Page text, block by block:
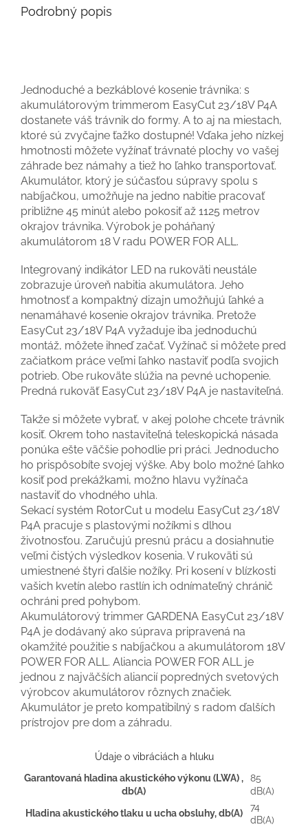
Podrobný popis
Jednoduché a bezkáblové kosenie trávnika: s
akumulátorovým trimmerom EasyCut 23/18V P4A
dostanete váš trávnik do formy. A to aj na miestach,
ktoré sú zvyčajne ťažko dostupné! Vďaka jeho nízkej
hmotnosti môžete vyžínať trávnaté plochy vo vašej
záhrade bez námahy a tiež ho ľahko transportovať.
Akumulátor, ktorý je súčasťou súpravy spolu s
nabíjačkou, umožňuje na jedno nabitie pracovať
približne 45 minút alebo pokosiť až 1125 metrov
okrajov trávnika. Výrobok je poháňaný
akumulátorom 18 V radu POWER FOR ALL.
Integrovaný indikátor LED na rukoväti neustále
zobrazuje úroveň nabitia akumulátora. Jeho
hmotnosť a kompaktný dizajn umožňujú ľahké a
nenamáhavé kosenie okrajov trávnika. Pretože
EasyCut 23/18V P4A vyžaduje iba jednoduchú
montáž, môžete ihneď začať. Vyžínač si môžete pred
začiatkom práce veľmi ľahko nastaviť podľa svojich
potrieb. Obe rukoväte slúžia na pevné uchopenie.
Predná rukoväť EasyCut 23/18V P4A je nastaviteľná.
Takže si môžete vybrať, v akej polohe chcete trávnik
kosiť. Okrem toho nastaviteľná teleskopická násada
ponúka ešte väčšie pohodlie pri práci. Jednoducho
ho prispôsobíte svojej výške. Aby bolo možné ľahko
kosiť pod prekážkami, možno hlavu vyžínača
nastaviť do vhodného uhla.
Sekací systém RotorCut u modelu EasyCut 23/18V
P4A pracuje s plastovými nožíkmi s dlhou
životnosťou. Zaručujú presnú prácu a dosiahnutie
veľmi čistých výsledkov kosenia. V rukoväti sú
umiestnené štyri ďalšie nožíky. Pri kosení v blízkosti
vašich kvetín alebo rastlín ich odnímateľný chránič
ochráni pred pohybom.
Akumulátorový trimmer GARDENA EasyCut 23/18V
P4A je dodávaný ako súprava pripravená na
okamžité použitie s nabíjačkou a akumulátorom 18V
POWER FOR ALL. Aliancia POWER FOR ALL je
jednou z najväčších aliancií popredných svetových
výrobcov akumulátorov rôznych značiek.
Akumulátor je preto kompatibilný s radom ďalších
prístrojov pre dom a záhradu.
Údaje o vibráciách a hluku
Garantovaná hladina akustického výkonu (LWA) ,
db(A)
85
dB(A)
Hladina akustického tlaku u ucha obsluhy, db(A)
74
dB(A)